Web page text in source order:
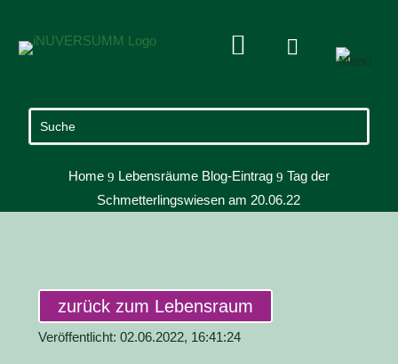
 
Home 9 Lebensräume Blog-Eintrag 9 Tag der
Schmetterlingswiesen am 20.06.22
zurück zum Lebensraum
Veröffentlicht: 02.06.2022, 16:41:24